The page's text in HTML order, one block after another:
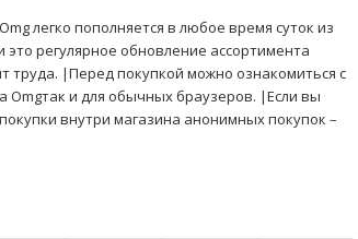
легко пополняется в любое время суток из
регулярное обновление ассортимента
труда. |Перед покупкой можно ознакомиться с
и для обычных браузеров. |Если вы
внутри магазина анонимных покупок –